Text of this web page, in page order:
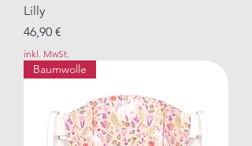
Lilly
Preis
46,90 €
inkl. MwSt.
Baumwolle